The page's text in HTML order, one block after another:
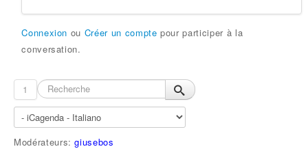
Connexion ou Créer un compte pour participer à la
conversation.
1
Modérateurs:giusebos